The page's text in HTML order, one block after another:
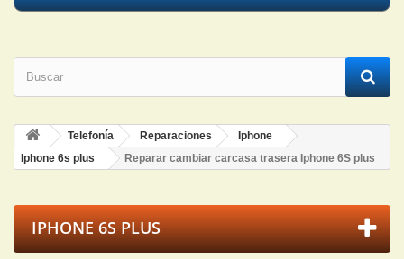
Telefonía Reparaciones
Iphone
Iphone 6s plus
Reparar cambiar carcasa trasera Iphone 6S plus
IPHONE 6S PLUS